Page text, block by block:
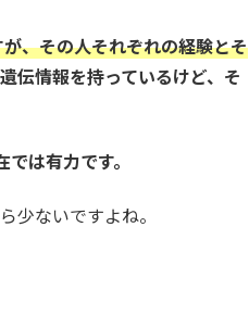
、その人それぞれの経験とそ
伝情報を持っているけど、そ
は有力です。
少ないですよね。